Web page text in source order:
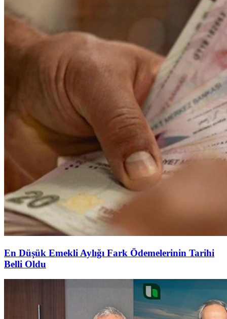
En Düşük Emekli Aylığı Fark Ödemelerinin Tarihi
Belli Oldu